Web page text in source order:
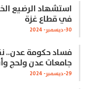
استشهاد الرضيع
في قطاع غزة
30-ديسمبر- 2024
فساد حكومة عدن..
جامعات عدن ولحج
29-ديسمبر- 2024